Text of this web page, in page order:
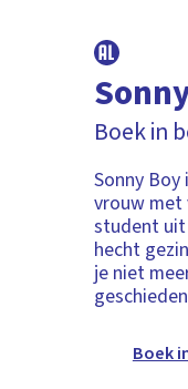
Boek in
Sonny
vrouw met
student uit
hecht
je niet
Boek